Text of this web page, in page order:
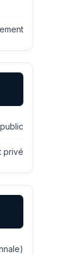
privé